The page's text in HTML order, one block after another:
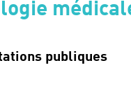
publiques